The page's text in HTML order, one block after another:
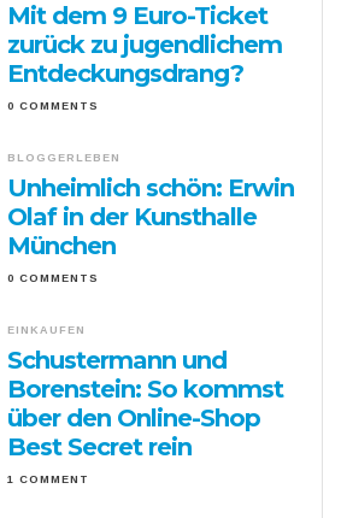
Mit dem 9 Euro-Ticket
zurück zu jugendlichem
Entdeckungsdrang?
0 COMMENTS
BLOGGERLEBEN
Unheimlich schön: Erwin
Olaf in der Kunsthalle
München
0 COMMENTS
EINKAUFEN
Schustermann und
Borenstein: So kommst
über den Online-Shop
Best Secret rein
1 COMMENT